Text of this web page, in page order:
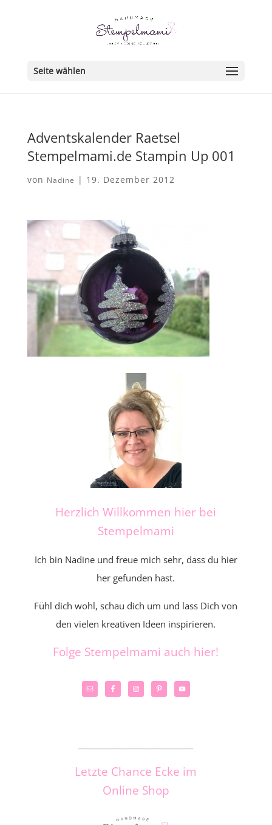
Seite wählen
Adventskalender Raetsel
Stempelmami.de Stampin Up 001
von Nadine | 19. Dezember 2012
Herzlich Willkommen hier bei
Stempelmami
Ich bin Nadine und freue mich sehr, dass du hier
her gefunden hast.
Fühl dich wohl, schau dich um und lass Dich von
den vielen kreativen Ideen inspirieren.
Folge Stempelmami auch hier!
Letzte Chance Ecke im
Online Shop